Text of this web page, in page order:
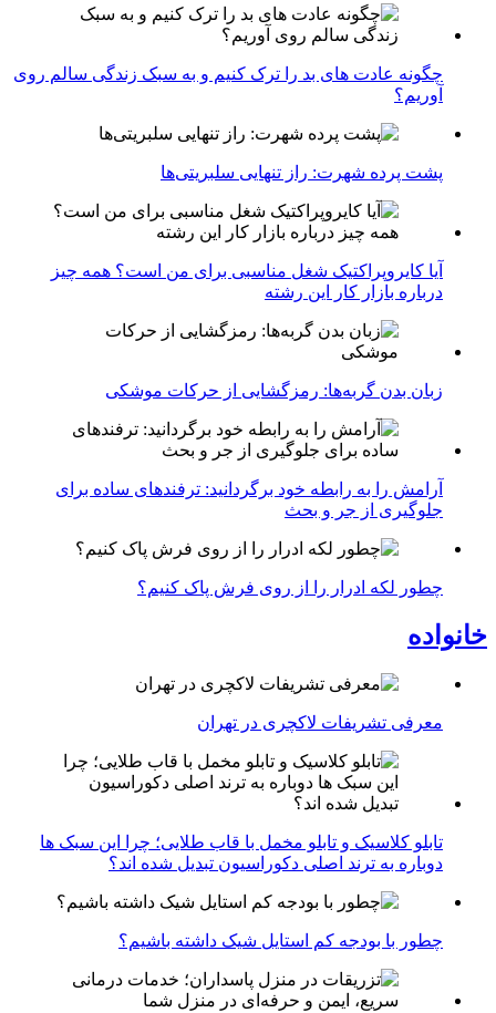
چگونه عادت‌ های بد را ترک کنیم و به سبک زندگی سالم روی
آوریم؟
پشت پرده شهرت: راز تنهایی سلبریتی‌ها
آیا کایروپراکتیک شغل مناسبی برای من است؟ همه چیز
درباره بازار کار این رشته
زبان بدن گربه‌ها: رمزگشایی از حرکات موشکی
آرامش را به رابطه خود برگردانید: ترفندهای ساده برای
جلوگیری از جر و بحث
چطور لکه ادرار را از روی فرش پاک کنیم؟
خانواده
معرفی تشریفات لاکچری در تهران
تابلو کلاسیک و تابلو مخمل با قاب طلایی؛ چرا این سبک ها
دوباره به ترند اصلی دکوراسیون تبدیل شده اند؟
چطور با بودجه کم استایل شیک داشته باشیم؟